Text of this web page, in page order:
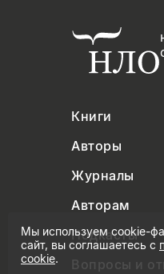
Книги
Авторы
Журналы
Авторам
Подкасты
Вопросы и
Мы используем cookie-
сайт, вы соглашаетесь с
cookie.